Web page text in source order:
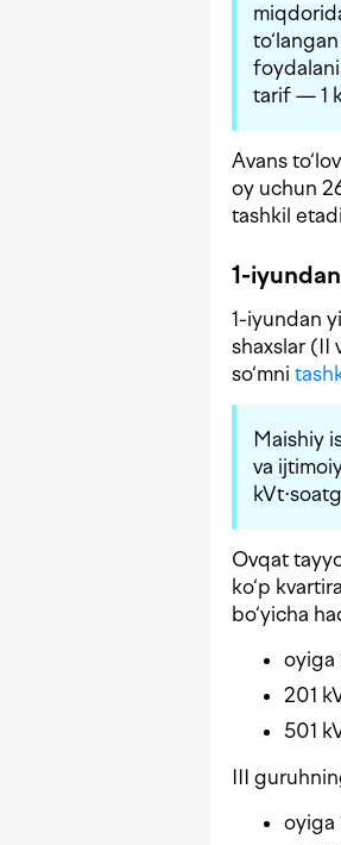
tarif — 1
Avans
oy uchun
tashkil
1-
1-iyundan
shaxslar (II
so‘mni
Maishiy
va
Ovqat
ko‘p
bo‘yicha
oyiga
201
501
III
oyiga